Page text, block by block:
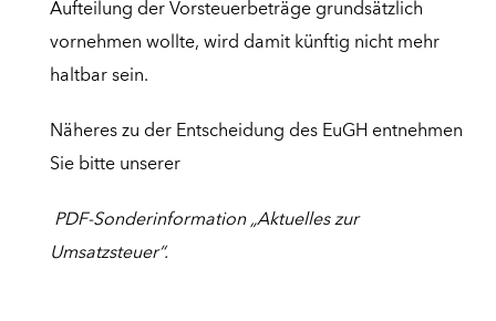
Aufteilung der Vorsteuerbeträge grundsätzlich
vornehmen wollte, wird damit künftig nicht mehr
haltbar sein.
Näheres zu der Entscheidung des EuGH entnehmen
Sie bitte unserer
PDF-Sonderinformation „Aktuelles zur
Umsatzsteuer“.